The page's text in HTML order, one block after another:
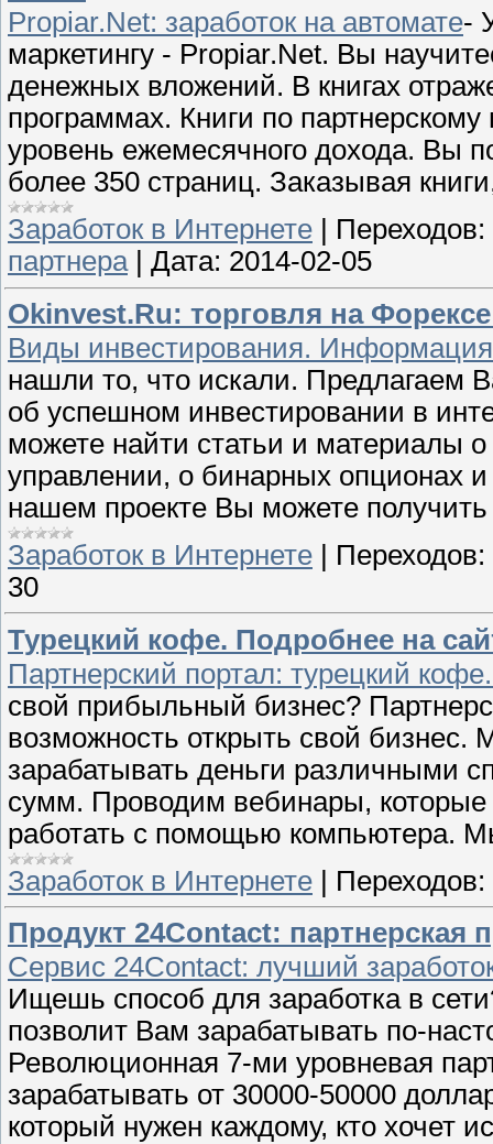
Propiar.Net: заработок на автомате-
маркетингу - Propiar.Net. Вы
денежных вложений. В книгах
программах. Книги по
уровень ежемесячного дохода. Вы
более 350 страниц. Заказывая
Заработок в Интернете
Переходов:
партнера
Дата: 2014-02-05
Okinvest.Ru: торговля на
Виды инвестирования.
нашли то, что искали. Предлагаем
об успешном инвестировании в
можете найти статьи и материалы
управлении, о бинарных опционах
нашем проекте Вы можете
Заработок в Интернете
Переходов:
30
Турецкий кофе. Подробнее на
Партнерский портал: турецкий
свой прибыльный бизнес?
возможность открыть свой
зарабатывать деньги различными
сумм. Проводим вебинары, которые
работать с помощью компьютера.
Заработок в Интернете | Переходов:
Продукт 24Contact: партнерская
Сервис 24Contact: лучший
Ищешь способ для заработка в
позволит Вам зарабатывать по-
Революционная 7-ми уровневая
зарабатывать от 30000-50000
который нужен каждому, кто хочет